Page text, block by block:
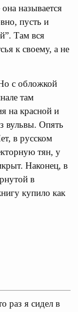
называется
пусть и
Там вся
к своему, а не
с обложкой
там
на красной и
вульвы. Опять
в русском
тян, у
Наконец, в
в
купило как
раз я сидел в